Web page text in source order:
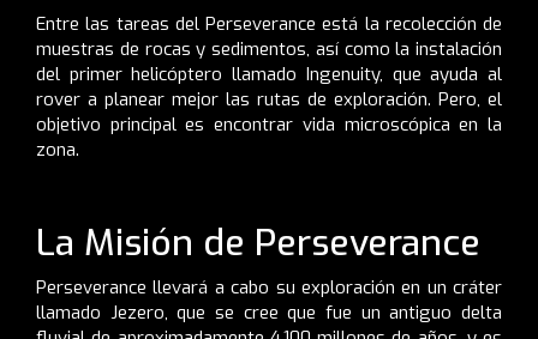
Entre las tareas del Perseverance está la recolección de
muestras de rocas y sedimentos, así como la instalación
del primer helicóptero llamado Ingenuity, que ayuda al
rover a planear mejor las rutas de exploración. Pero, el
objetivo principal es encontrar vida microscópica en la
zona.
La Misión de Perseverance
Perseverance llevará a cabo su exploración en un cráter
llamado Jezero, que se cree que fue un antiguo delta